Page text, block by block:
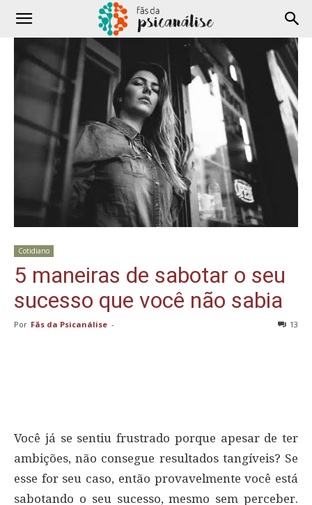
Cotidiano
5 maneiras de sabotar o seu
sucesso que você não sabia
Por Fãs da Psicanálise - 13
Você já se sentiu frustrado porque apesar de ter
ambições, não consegue resultados tangíveis? Se
esse for seu caso, então provavelmente você está
sabotando o seu sucesso, mesmo sem perceber.